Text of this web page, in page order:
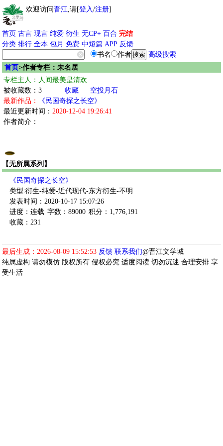
欢迎访问晋江,请[登入/注册]
首页 古言 现言 纯爱 衍生 无CP+ 百合 完结
分类 排行 全本 包月 免费 中短篇 APP 反馈
书名
作者
高级搜索
首页>作者专栏：未名居
专栏主人：人间最美是清欢
被收藏数：3
收藏
空投月石
最新作品：
《民国奇探之长空》
最近更新时间： 2020-12-04 19:26:41
作者简介：
【无所属系列】
《民国奇探之长空》
类型:衍生-纯爱-近代现代-东方衍生-不明
发表时间：2020-10-17 15:07:26
进度：连载 字数：89000 积分：1,776,191
收藏：231
最后生成：2026-08-09 15:52:53 反馈 联系我们@晋江文学城
纯属虚构 请勿模仿 版权所有 侵权必究 适度阅读 切勿沉迷 合理安排 享
受生活